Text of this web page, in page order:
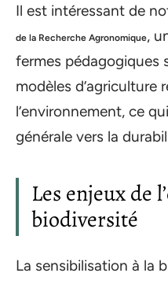
Il est intéressant de
de la Recherche Agronomique,
fermes pédagogiques
modèles d’agriculture
l’environnement, ce
générale vers la
Les enjeux de
biodiversité
La sensibilisation à la